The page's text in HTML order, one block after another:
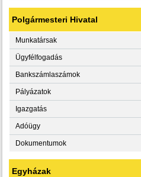
Polgármesteri Hivatal
Munkatársak
Ügyfélfogadás
Bankszámlaszámok
Pályázatok
Igazgatás
Adóügy
Dokumentumok
Egyházak